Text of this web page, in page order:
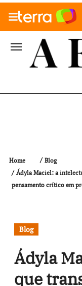
010" />
Home
Blog
Ádyla Maciel: a
pensamento crítico em
Blog
Ádyla
que